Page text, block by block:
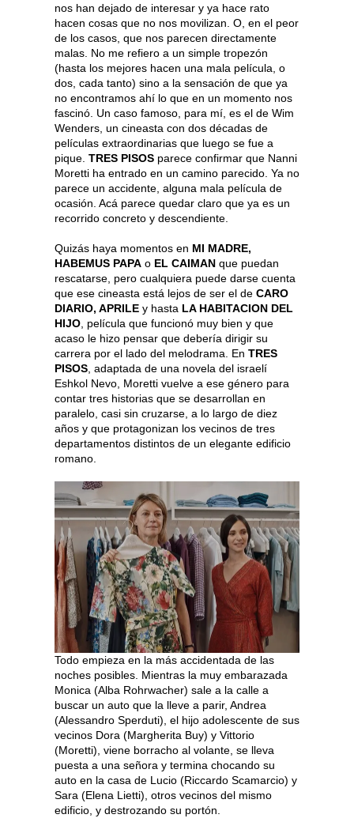
nos han dejado de interesar y ya hace rato
hacen cosas que no nos movilizan. O, en el peor
de los casos, que nos parecen directamente
malas. No me refiero a un simple tropezón
(hasta los mejores hacen una mala película, o
dos, cada tanto) sino a la sensación de que ya
no encontramos ahí lo que en un momento nos
fascinó. Un caso famoso, para mí, es el de Wim
Wenders, un cineasta con dos décadas de
películas extraordinarias que luego se fue a
pique. TRES PISOS parece confirmar que Nanni
Moretti ha entrado en un camino parecido. Ya no
parece un accidente, alguna mala película de
ocasión. Acá parece quedar claro que ya es un
recorrido concreto y descendiente.
Quizás haya momentos en MI MADRE,
HABEMUS PAPA o EL CAIMAN que puedan
rescatarse, pero cualquiera puede darse cuenta
que ese cineasta está lejos de ser el de CARO
DIARIO, APRILE y hasta LA HABITACION DEL
HIJO , película que funcionó muy bien y que
acaso le hizo pensar que debería dirigir su
carrera por el lado del melodrama. En TRES
PISOS , adaptada de una novela del israelí
Eshkol Nevo, Moretti vuelve a ese género para
contar tres historias que se desarrollan en
paralelo, casi sin cruzarse, a lo largo de diez
años y que protagonizan los vecinos de tres
departamentos distintos de un elegante edificio
romano.
Todo empieza en la más accidentada de las
noches posibles. Mientras la muy embarazada
Monica (Alba Rohrwacher) sale a la calle a
buscar un auto que la lleve a parir, Andrea
(Alessandro Sperduti), el hijo adolescente de sus
vecinos Dora (Margherita Buy) y Vittorio
(Moretti), viene borracho al volante, se lleva
puesta a una señora y termina chocando su
auto en la casa de Lucio (Riccardo Scamarcio) y
Sara (Elena Lietti), otros vecinos del mismo
edificio, y destrozando su portón.